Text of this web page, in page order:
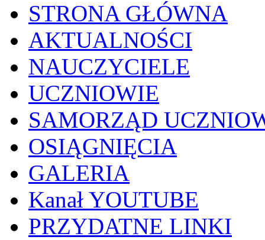
STRONA GŁÓWNA
AKTUALNOŚCI
NAUCZYCIELE
UCZNIOWIE
SAMORZĄD
OSIĄGNIĘCIA
GALERIA
Kanał YOUTUBE
PRZYDATNE LINKI